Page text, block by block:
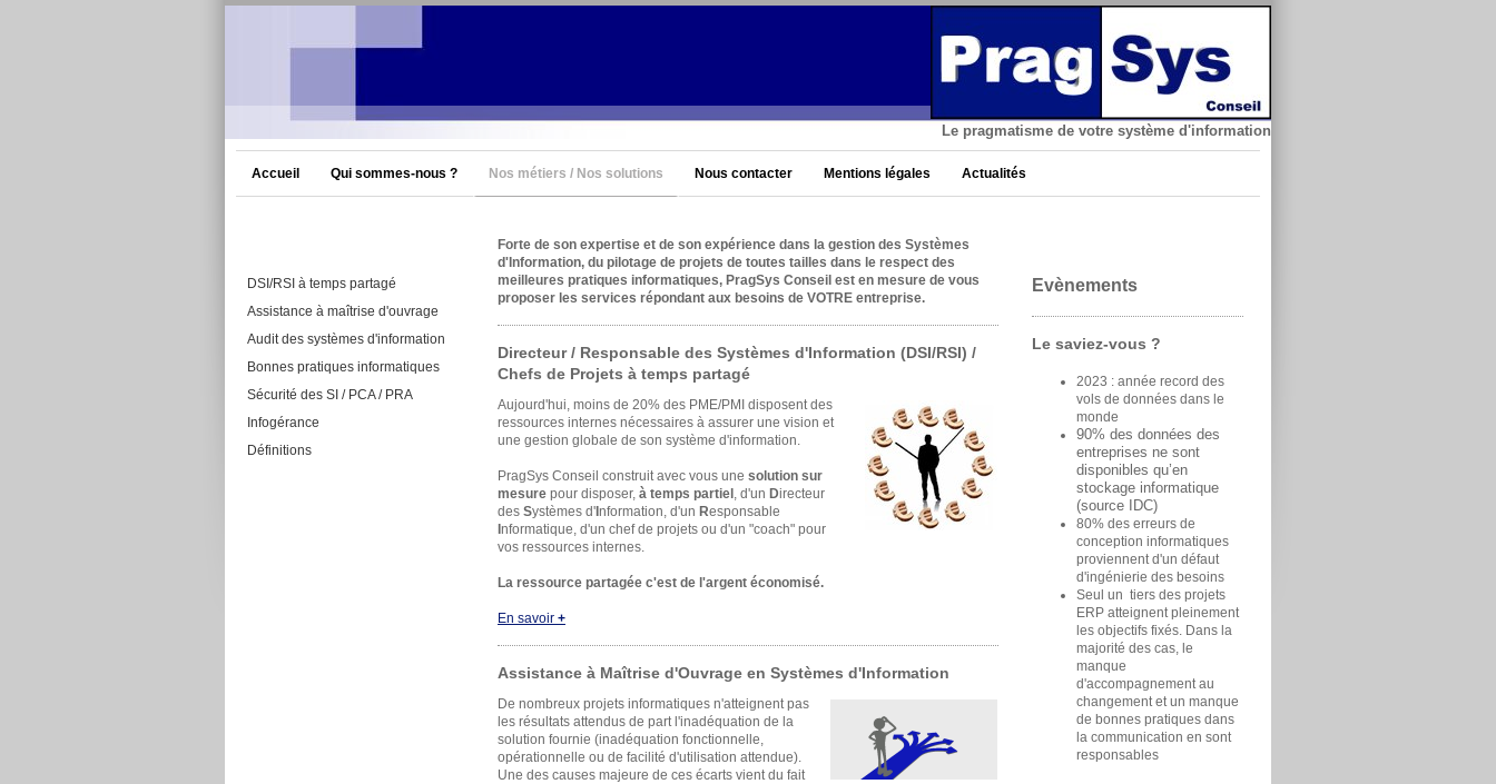
Le pragmatisme de votre système d'information
Accueil Qui sommes-nous ? Nos métiers / Nos solutions Nous contacter Mentions légales Actualités
DSI/RSI à temps partagé
Assistance à maîtrise d'ouvrage
Audit des systèmes d'information
Bonnes pratiques informatiques
Sécurité des SI / PCA / PRA
Infogérance
Définitions
Forte de son expertise et de son expérience dans la gestion des Systèmes
d'Information, du pilotage de projets de toutes tailles dans le respect des
meilleures pratiques informatiques, PragSys Conseil est en mesure de vous
proposer les services répondant aux besoins de VOTRE entreprise.
Directeur / Responsable des Systèmes d'Information (DSI/RSI) /
Chefs de Projets à temps partagé
Aujourd'hui, moins de 20% des PME/PMI disposent des
ressources internes nécessaires à assurer une vision et
une gestion globale de son système d'information.
PragSys Conseil construit avec vous une solution sur
mesure pour disposer, à temps partiel , d'un Directeur
des Systèmes d' nformation, d'un Responsable
nformatique, d'un chef de projets ou d'un "coach" pour
vos ressources internes.
La ressource partagée c'est de l'argent économisé .
En savoir +
Assistance à Maîtrise d'Ouvrage en Systèmes d'Information
De nombreux projets informatiques n'atteignent pas
les résultats attendus de part l'inadéquation de la
solution fournie (inadéquation fonctionnelle,
opérationnelle ou de facilité d'utilisation attendue).
Une des causes majeure de ces écarts vient du fait
Evènements
Le saviez-vous ?
2023 : année record des
vols de données dans le
monde
90% des données des
entreprises ne sont
disponibles qu’en
stockage informatique
(source IDC)
80% des erreurs de
conception informatiques
proviennent d'un défaut
d'ingénierie des besoins
Seul un tiers des projets
ERP atteignent pleinement
les objectifs fixés. Dans la
majorité des cas, le
manque
d'accompagnement au
changement et un manque
de bonnes pratiques dans
la communication en sont
responsables